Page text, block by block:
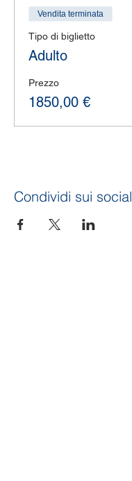
Vendita terminata
Tipo di biglietto
Adulto
Prezzo
1850,00 €
Condividi sui social